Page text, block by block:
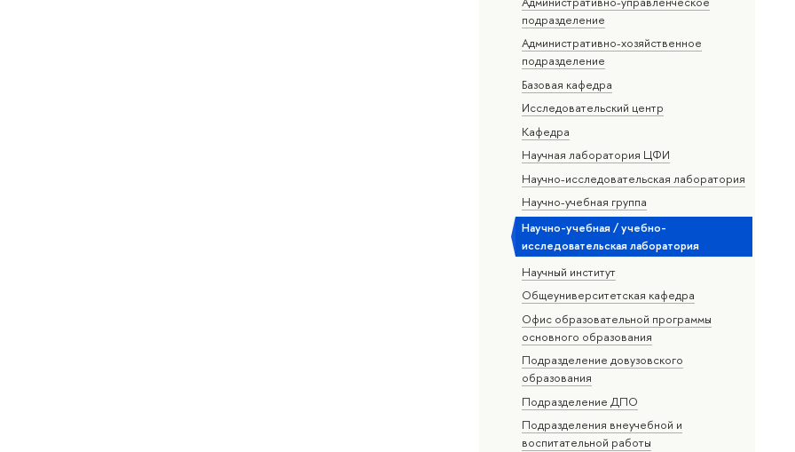
подразделение
Административно-хозяйственное
подразделение
Базовая кафедра
Исследовательский центр
Кафедра
Научная лаборатория ЦФИ
Научно-исследовательская лаборатория
Научно-учебная группа
Научно-учебная / учебно-
исследовательская лаборатория
Научный институт
Общеуниверситетская кафедра
Офис образовательной программы
основного образования
Подразделение довузовского
образования
Подразделение ДПО
Подразделения внеучебной и
воспитательной работы